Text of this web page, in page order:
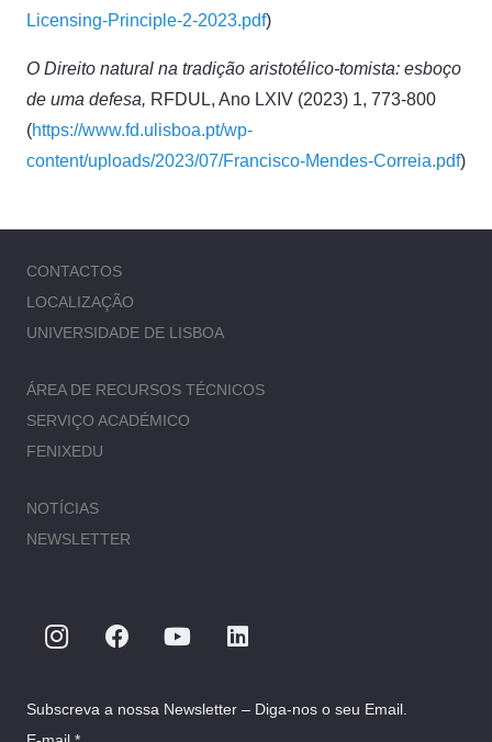
Licensing-Principle-2-2023.pdf)
O Direito natural na tradição aristotélico-tomista: esboço
de uma defesa, RFDUL, Ano LXIV (2023) 1, 773-800
(https://www.fd.ulisboa.pt/wp-
content/uploads/2023/07/Francisco-Mendes-Correia.pdf)
CONTACTOS
LOCALIZAÇÃO
UNIVERSIDADE DE LISBOA
ÁREA DE RECURSOS TÉCNICOS
SERVIÇO ACADÉMICO
FENIXEDU
NOTÍCIAS
NEWSLETTER
Subscreva a nossa Newsletter – Diga-nos o seu Email.